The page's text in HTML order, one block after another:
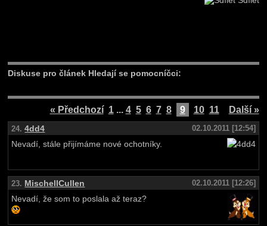
Diskuse pro článek Hledají se pomocníčci:
« Předchozí 1... 4 5 6 7 8 9 10 11 Další »
24. 4dd4
02.10.2011 [12:54]
Nevadí, stále přijímáme nové ochotníky.
23. MischellCullen
02.10.2011 [12:26]
Nevadí, že som to poslala až teraz?